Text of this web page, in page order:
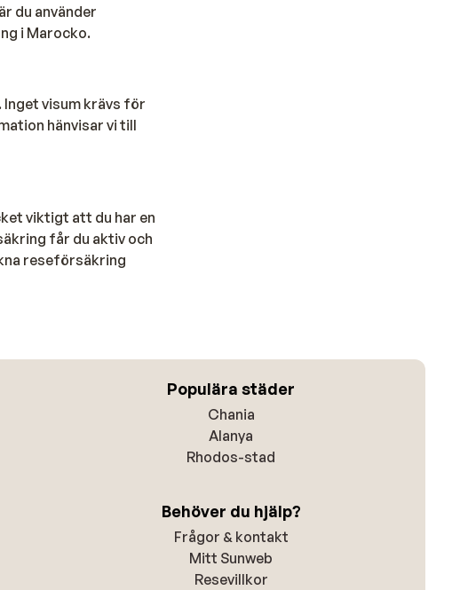
du använder
i Marocko.
visum krävs för
hänvisar vi till
viktigt att du har en
får du aktiv och
reseförsäkring
Populära städer
Chania
Alanya
Rhodos-stad
Behöver du hjälp?
Frågor & kontakt
Mitt Sunweb
Resevillkor